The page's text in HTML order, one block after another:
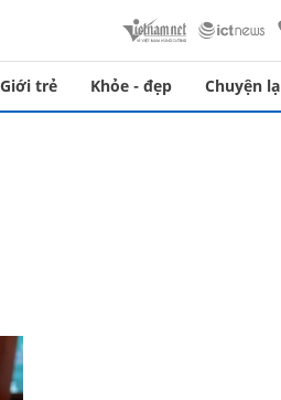
Giới trẻ Khỏe - đẹp Chuyện lạ